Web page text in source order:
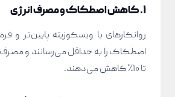
۱. کاهش اصطکاک و مصرف انرژی
روانکارهای با ویسکوزیته پایین‌تر و
اصطکاک را به حداقل می‌رسانند و مصرف
تا ۱۰٪ کاهش می‌دهند.